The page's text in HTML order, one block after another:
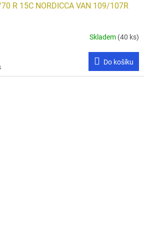
R 15C NORDICCA VAN 109/107R
Skladem (40 ks)
Do košíku